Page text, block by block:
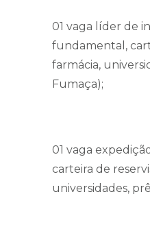
01 vaga líder de
fundamental,
farmácia,
Fumaça);
01 vaga
carteira de
universidades,